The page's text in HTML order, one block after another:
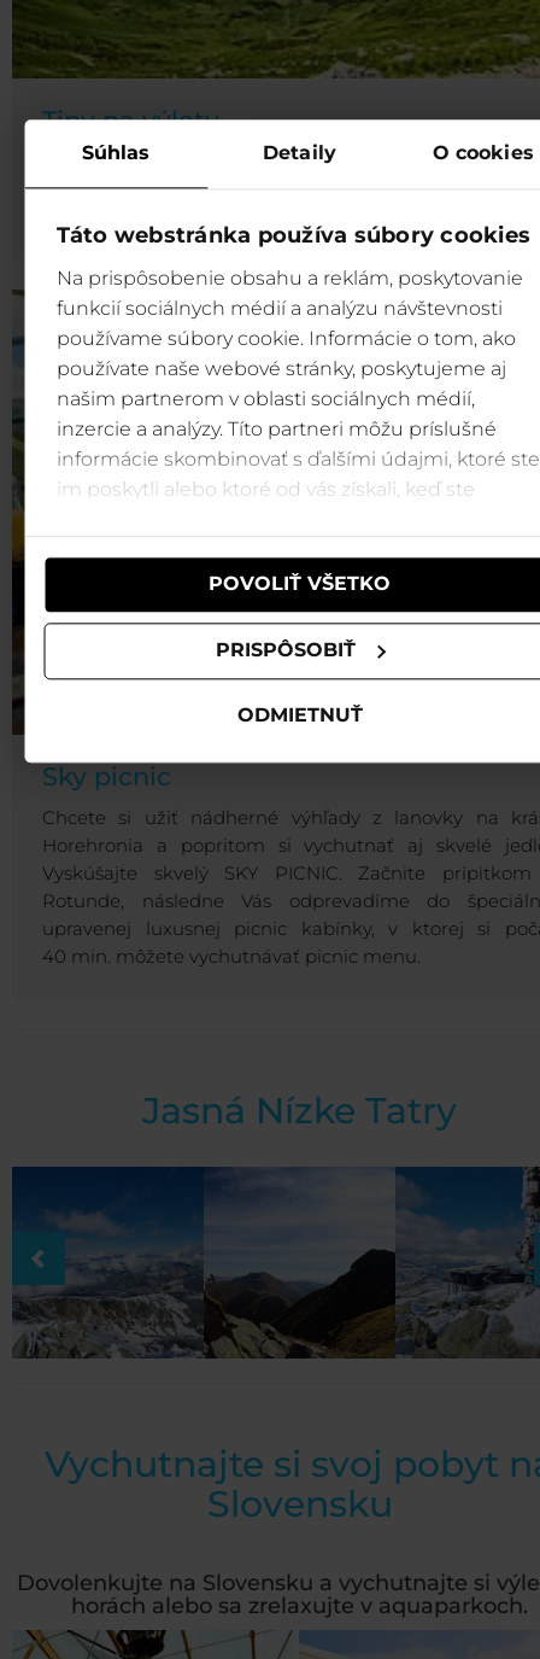
Súhlas Detaily O cookies
Táto webstránka používa súbory cookies
Na prispôsobenie obsahu a reklám, poskytovanie
funkcií sociálnych médií a analýzu návštevnosti
používame súbory cookie. Informácie o tom, ako
používate naše webové stránky, poskytujeme aj
našim partnerom v oblasti sociálnych médií,
inzercie a analýzy. Títo partneri môžu príslušné
informácie skombinovať s ďalšími údajmi, ktoré ste
im poskytli alebo ktoré od vás získali, keď ste
POVOLIŤ VŠETKO
PRISPÔSOBIŤ
ODMIETNUŤ
Tipy na výlety
Objavte krásy prírody Nízkych Tatier. Ponúkame
jednodňové ľahšie pešie horské túry i viacdňové
Sky picnic
Chcete si užiť nádherné výhľady z lanovky na
Horehronia a popritom si vychutnať aj skvelé
Vyskúšajte skvelý SKY PICNIC. Začnite
Rotunde, následne Vás odprevadíme do
upravenej luxusnej picnic kabínky, v ktorej si
40 min. môžete vychutnávať picnic menu.
Jasná Nízke Tatry
Vychutnajte si svoj pobyt
Slovensku
Dovolenkujte na Slovensku a vychutnajte si
horách alebo sa zrelaxujte v aquaparkoch.